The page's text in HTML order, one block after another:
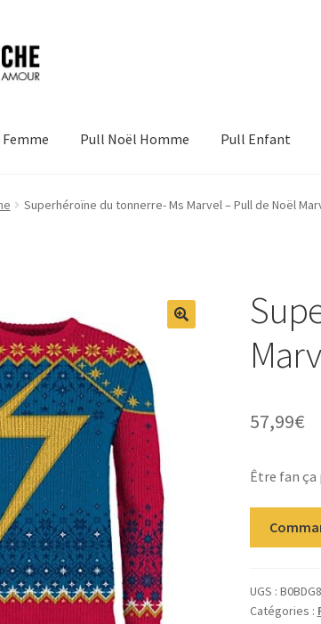
Pull Noël Homme Pull Enfant
Superhéroïne du tonnerre- Ms Marvel – Pull de Noël
57,99€
Être fan ça
UGS :
Catégories :